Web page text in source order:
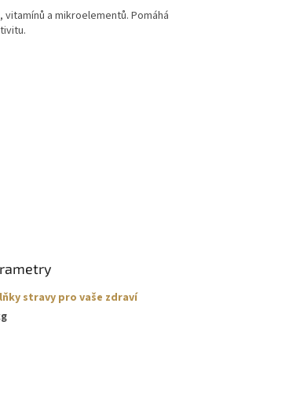
a mikroelementů. Pomáhá
stravy pro vaše zdraví